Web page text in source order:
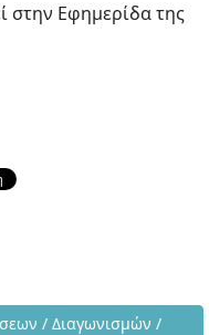
στην Εφημερίδα της
/ Εκδηλώσεων /
/ Διαγωνισμών /